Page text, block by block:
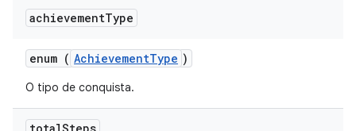
achievementType
enum ( AchievementType )
O tipo de conquista.